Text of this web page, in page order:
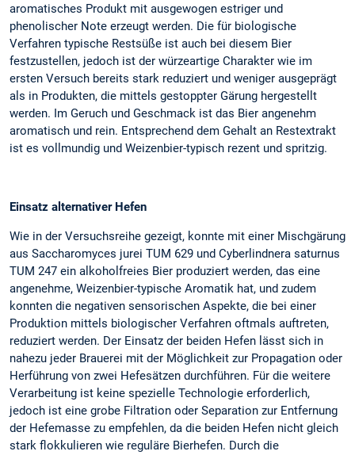
aromatisches Produkt mit ausgewogen estriger und
phenolischer Note erzeugt werden. Die für biologische
Verfahren typische Restsüße ist auch bei diesem Bier
festzustellen, jedoch ist der würzeartige Charakter wie im
ersten Versuch bereits stark reduziert und weniger ausgeprägt
als in Produkten, die mittels gestoppter Gärung hergestellt
werden. Im Geruch und Geschmack ist das Bier angenehm
aromatisch und rein. Entsprechend dem Gehalt an Restextrakt
ist es vollmundig und Weizenbier-typisch rezent und spritzig.
Einsatz alternativer Hefen
Wie in der Versuchsreihe gezeigt, konnte mit einer Mischgärung
aus Saccharomyces jurei TUM 629 und Cyberlindnera saturnus
TUM 247 ein alkoholfreies Bier produziert werden, das eine
angenehme, Weizenbier-typische Aromatik hat, und zudem
konnten die negativen sensorischen Aspekte, die bei einer
Produktion mittels biologischer Verfahren oftmals auftreten,
reduziert werden. Der Einsatz der beiden Hefen lässt sich in
nahezu jeder Brauerei mit der Möglichkeit zur Propagation oder
Herführung von zwei Hefesätzen durchführen. Für die weitere
Verarbeitung ist keine spezielle Technologie erforderlich,
jedoch ist eine grobe Filtration oder Separation zur Entfernung
der Hefemasse zu empfehlen, da die beiden Hefen nicht gleich
stark flokkulieren wie reguläre Bierhefen. Durch die